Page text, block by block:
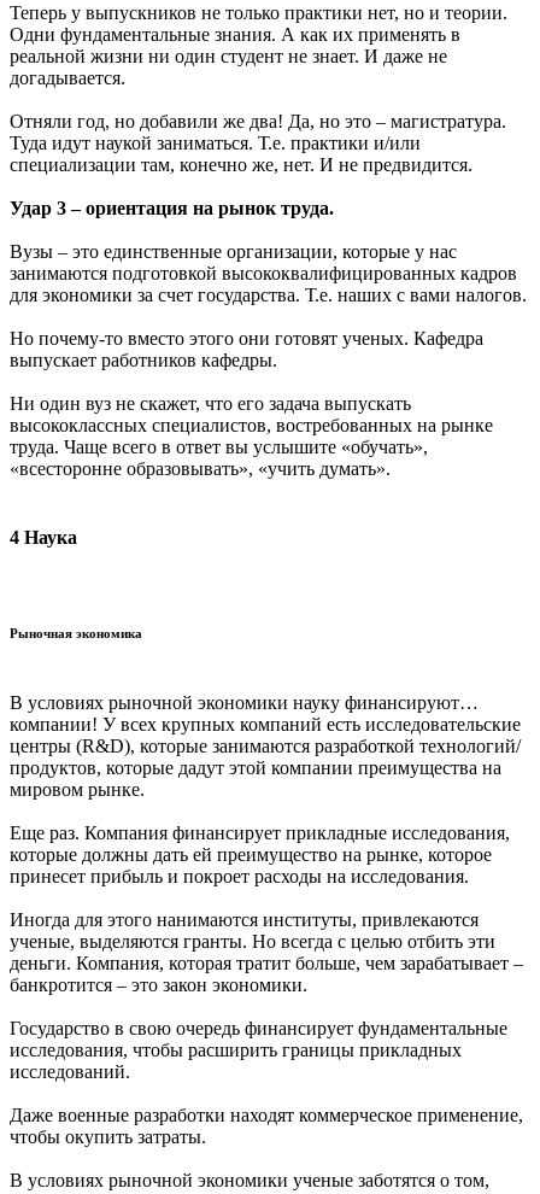
Теперь у выпускников не только практики нет, но и теории.
Одни фундаментальные знания. А как их применять в
реальной жизни ни один студент не знает. И даже не
догадывается.
Отняли год, но добавили же два! Да, но это – магистратура.
Туда идут наукой заниматься. Т.е. практики и/или
специализации там, конечно же, нет. И не предвидится.
Удар 3 – ориентация на рынок труда.
Вузы – это единственные организации, которые у нас
занимаются подготовкой высококвалифицированных кадров
для экономики за счет государства. Т.е. наших с вами налогов.
Но почему-то вместо этого они готовят ученых. Кафедра
выпускает работников кафедры.
Ни один вуз не скажет, что его задача выпускать
высококлассных специалистов, востребованных на рынке
труда. Чаще всего в ответ вы услышите «обучать»,
«всесторонне образовывать», «учить думать».
4 Наука
Рыночная экономика
В условиях рыночной экономики науку финансируют…
компании! У всех крупных компаний есть исследовательские
центры (R&D), которые занимаются разработкой технологий/
продуктов, которые дадут этой компании преимущества на
мировом рынке.
Еще раз. Компания финансирует прикладные исследования,
которые должны дать ей преимущество на рынке, которое
принесет прибыль и покроет расходы на исследования.
Иногда для этого нанимаются институты, привлекаются
ученые, выделяются гранты. Но всегда с целью отбить эти
деньги. Компания, которая тратит больше, чем зарабатывает –
банкротится – это закон экономики.
Государство в свою очередь финансирует фундаментальные
исследования, чтобы расширить границы прикладных
исследований.
Даже военные разработки находят коммерческое применение,
чтобы окупить затраты.
В условиях рыночной экономики ученые заботятся о том,